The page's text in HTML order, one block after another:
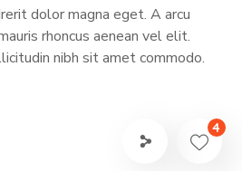
dolor magna eget. A arcu
rhoncus aenean vel elit.
nibh sit amet commodo.
4